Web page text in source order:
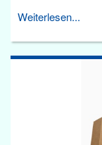
Weiterlesen...